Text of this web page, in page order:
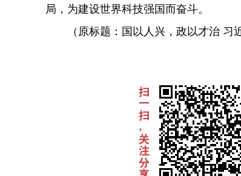
局，为建设世界科技强国而奋斗。
（原标题：国以人兴，政以才治 习近